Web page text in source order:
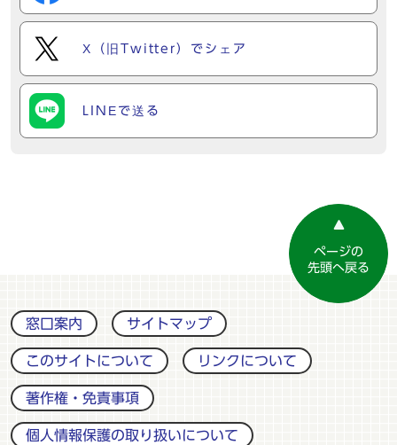
X（旧Twitter）でシェア
LINEで送る
ページの
先頭へ戻る
窓口案内 サイトマップ
このサイトについて リンクについて
著作権・免責事項
個人情報保護の取り扱いについて